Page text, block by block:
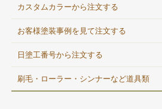
カスタムカラーから注文する
お客様塗装事例を見て注文する
日塗工番号から注文する
刷毛・ローラー・シンナーなど道具類